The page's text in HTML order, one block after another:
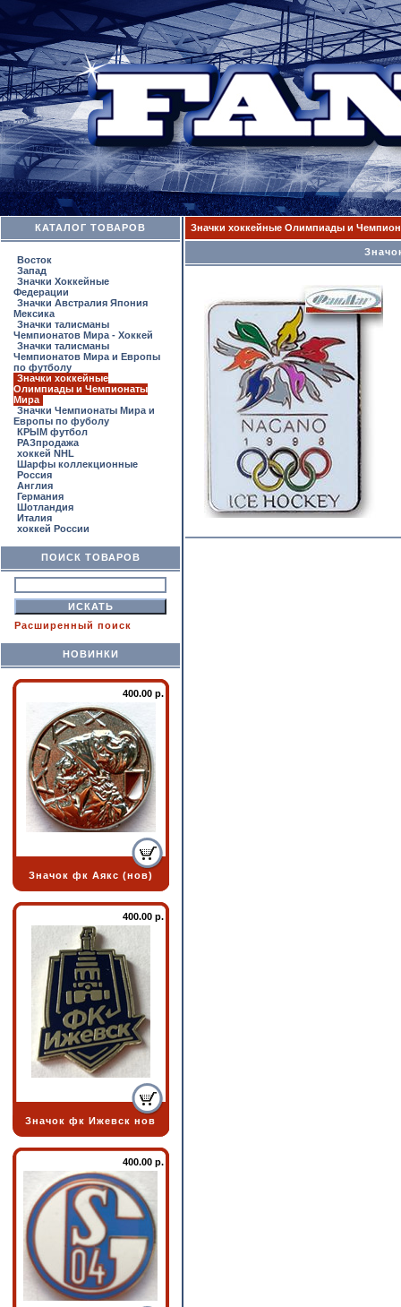
КАТАЛОГ ТОВАРОВ
Восток
Запад
Значки Хоккейные
Федерации
Значки Австралия Япония
Мексика
Значки талисманы
Чемпионатов Мира - Хоккей
Значки талисманы
Чемпионатов Мира и Европы
по футболу
Значки хоккейные
Олимпиады и Чемпионаты
Мира
Значки Чемпионаты Мира и
Европы по фуболу
КРЫМ футбол
РАЗпродажа
хоккей NHL
Шарфы коллекционные
Россия
Англия
Германия
Шотландия
Италия
хоккей России
ПОИСК ТОВАРОВ
Расширенный поиск
НОВИНКИ
400.00 р.
Значок фк Аякс (нов)
400.00 р.
Значок фк Ижевск нов
400.00 р.
Значки хоккейные Олимпиады и